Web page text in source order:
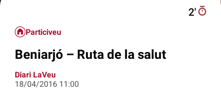
2′
Particiveu
Beniarjó – Ruta de la salut
Diari LaVeu
18/04/2016 11:00